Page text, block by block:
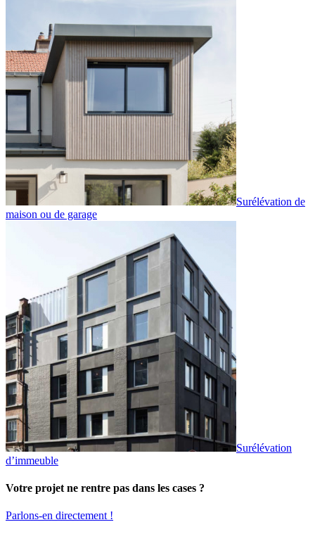
Surélévation de
maison ou de garage
Surélévation
d’immeuble
Votre projet ne rentre pas dans les cases ?
Parlons-en directement !